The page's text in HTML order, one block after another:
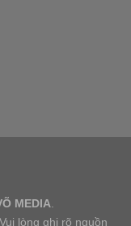
MEDIA
lòng ghi rõ nguồn